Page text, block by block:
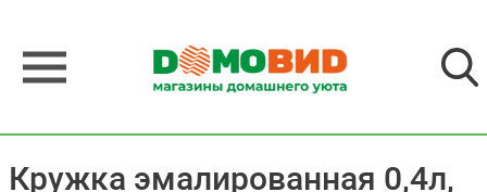
Кружка эмалированная 0,4л,